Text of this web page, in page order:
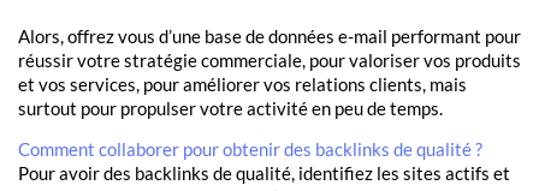
Alors, offrez vous d’une base de données e-mail performant pour
réussir votre stratégie commerciale, pour valoriser vos produits
et vos services, pour améliorer vos relations clients, mais
surtout pour propulser votre activité en peu de temps.
Comment collaborer pour obtenir des backlinks de qualité ?
Pour avoir des backlinks de qualité, identifiez les sites actifs et